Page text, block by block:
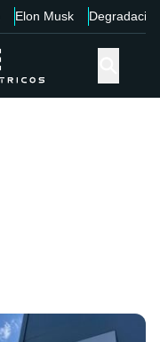
Elon Musk Degradación